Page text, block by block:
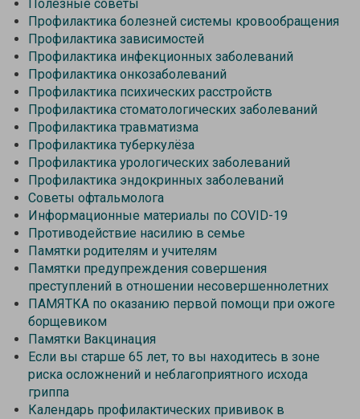
Полезные советы
Профилактика болезней системы кровообращения
Профилактика зависимостей
Профилактика инфекционных заболеваний
Профилактика онкозаболеваний
Профилактика психических расстройств
Профилактика стоматологических заболеваний
Профилактика травматизма
Профилактика туберкулёза
Профилактика урологических заболеваний
Профилактика эндокринных заболеваний
Советы офтальмолога
Информационные материалы по COVID-19
Противодействие насилию в семье
Памятки родителям и учителям
Памятки предупреждения совершения
преступлений в отношении несовершеннолетних
ПАМЯТКА по оказанию первой помощи при ожоге
борщевиком
Памятки Вакцинация
Если вы старше 65 лет, то вы находитесь в зоне
риска осложнений и неблагоприятного исхода
гриппа
Календарь профилактических прививок в